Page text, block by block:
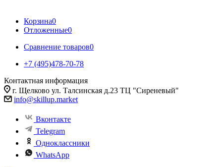
Корзина0
Отложенные0
Сравнение товаров0
+7 (495)478-70-78
Контактная информация
г. Щелково ул. Талсинская д.23 ТЦ "Сиреневый"
info@skillup.market
Вконтакте
Telegram
Одноклассники
WhatsApp